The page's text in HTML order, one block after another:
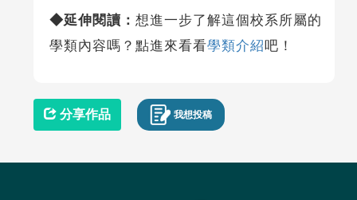
◆延伸閱讀： 想進一步了解這個校系所屬的
學類內容嗎？點進來看看學類介紹吧！
分享作品 我想投稿